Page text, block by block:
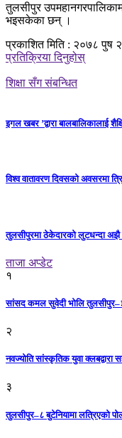
तुलसीपुर
भइसकेका छन् ।
प्रकाशित मिति : २०७८ पुष
प्रतिक्रिया दिनुहोस्
शिक्षा सँग संबन्धित
इगल खबर ’द्वारा बालबालिकालाई
विश्व वातावरण दिवसको अवसरमा
तुलसीपुरमा ठेकेदारको लुटधन्दा अझै
ताजा अप्डेट
१
सांसद कमल सुवेदी भोलि तुलसीपुर–३
२
नवज्योति सांस्कृतिक युवा क्लबद्वारा
३
तुलसीपुर–८ बुटेनियामा लत्रिएको